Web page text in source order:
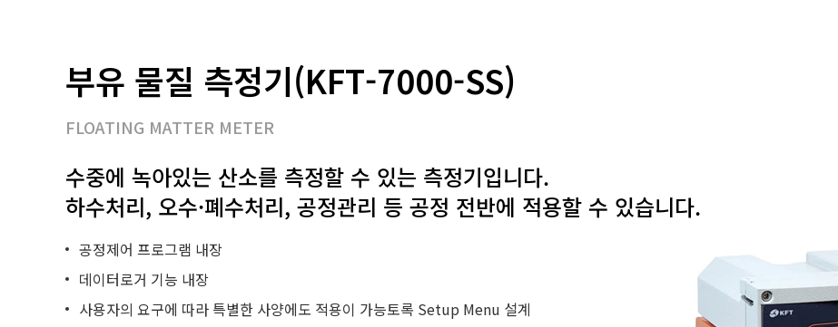
부유 물질 측정기(KFT-7000-SS)
FLOATING MATTER METER
수중에 녹아있는 산소를 측정할 수 있는 측정기입니다.
하수처리, 오수·폐수처리, 공정관리 등 공정 전반에 적용할 수 있습니다.
공정제어 프로그램 내장
데이터로거 기능 내장
사용자의 요구에 따라 특별한 사양에도 적용이 가능토록 Setup Menu 설계